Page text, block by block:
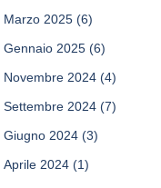
Marzo 2025 (6)
Gennaio 2025 (6)
Novembre 2024 (4)
Settembre 2024 (7)
Giugno 2024 (3)
Aprile 2024 (1)